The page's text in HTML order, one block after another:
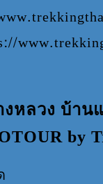
หลวง บ้าน
by